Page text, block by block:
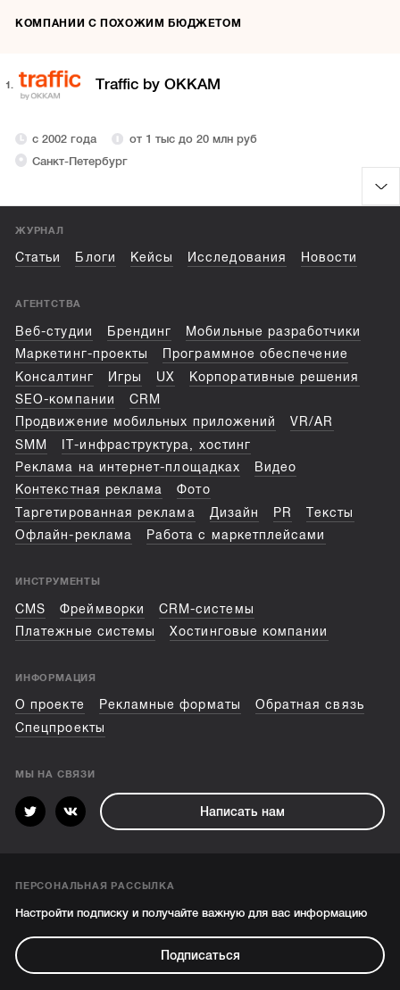
КОМПАНИИ С ПОХОЖИМ БЮДЖЕТОМ
1. Traffic by OKKAM
с 2002 года
от 1 тыс до 20 млн руб
Санкт-Петербург
ЖУРНАЛ
Статьи Блоги Кейсы Исследования Новости
АГЕНТСТВА
Веб-студии Брендинг
Мобильные разработчики
Маркетинг-проекты
Программное обеспечение
Консалтинг
Игры UX
Корпоративные решения
SEO-компании
CRM
Продвижение мобильных приложений
VR/AR
SMM
IT-инфраструктура, хостинг
Реклама на интернет-площадках
Видео
Контекстная реклама
Фото
Таргетированная реклама
Дизайн PR
Тексты
Офлайн-реклама
Работа с маркетплейсами
ИНСТРУМЕНТЫ
CMS Фреймворки
CRM-системы
Платежные системы
Хостинговые компании
ИНФОРМАЦИЯ
О проекте Рекламные форматы
Обратная связь
Спецпроекты
МЫ НА СВЯЗИ
Написать нам
ПЕРСОНАЛЬНАЯ РАССЫЛКА
Настройти подписку и получайте важную для вас информацию
Подписаться